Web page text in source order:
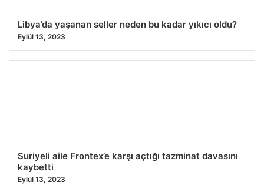
Libya’da yaşanan seller neden bu kadar yıkıcı oldu?
Eylül 13, 2023
Suriyeli aile Frontex’e karşı açtığı tazminat davasını
kaybetti
Eylül 13, 2023